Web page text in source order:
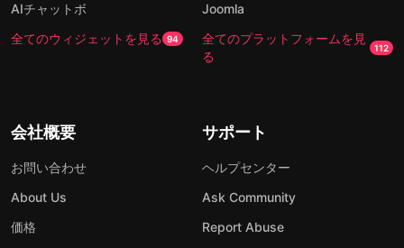
AIチャットボ
全てのウィジェットを見る 94
Joomla
全てのプラットフォームを見
る
112
会社概要
お問い合わせ
About Us
価格
サポート
ヘルプセンター
Ask Community
Report Abuse